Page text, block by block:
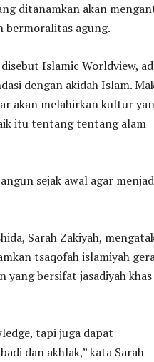
ditanamkan akan
bermoralitas agung.
Islamic Worldview,
dengan akidah Islam.
akan melahirkan kultur
itu tentang tentang alam
sejak awal agar
Sarah Zakiyah,
tsaqofah islamiyah
yang bersifat jasadiyah khas
tapi juga dapat
dan akhlak,” kata Sarah